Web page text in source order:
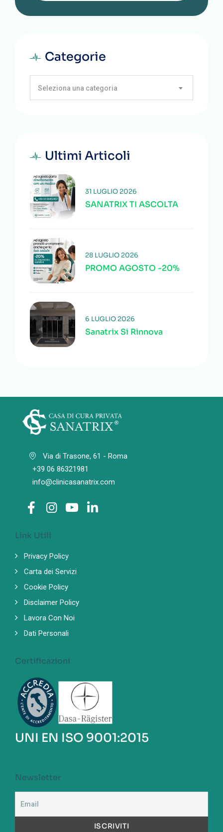
Categorie
Seleziona una categoria
Ultimi Articoli
SANATRIX TI ASCOLTA
31 LUGLIO 2026
PROMO AGOSTO -20%
28 LUGLIO 2026
Sanatrix Si Rinnova
6 LUGLIO 2026
Via di Trasone, 61 - Roma
+39 06 86321981
info@clinicasanatrix.com
Link Utili
Privacy Policy
Carta dei Servizi
Cookie Policy
Disclaimer Policy
Lavora Con Noi
Dati Personali
Certificazioni
UNI EN ISO 9001:2015
Newsletter